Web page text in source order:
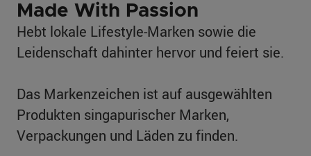
Made With Passion
Hebt lokale Lifestyle-Marken sowie die
Leidenschaft dahinter hervor und feiert sie.
Das Markenzeichen ist auf ausgewählten
Produkten singapurischer Marken,
Verpackungen und Läden zu finden.